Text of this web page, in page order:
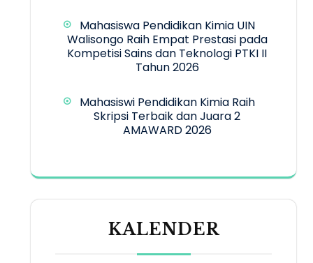
Mahasiswa Pendidikan Kimia UIN
Walisongo Raih Empat Prestasi pada
Kompetisi Sains dan Teknologi PTKI II
Tahun 2026
Mahasiswi Pendidikan Kimia Raih
Skripsi Terbaik dan Juara 2
AMAWARD 2026
KALENDER